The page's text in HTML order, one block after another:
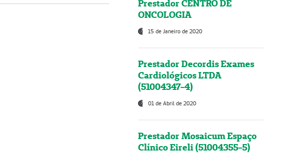
Prestador CENTRO DE
ONCOLOGIA
15 de Janeiro de 2020
Prestador Decordis Exames
Cardiológicos LTDA
(51004347-4)
01 de Abril de 2020
Prestador Mosaicum Espaço
Clínico Eireli (51004355-5)